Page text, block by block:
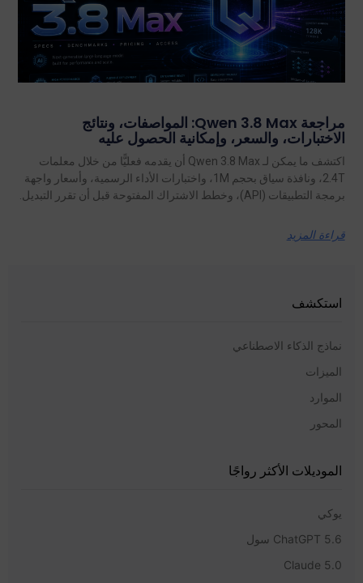
مراجعة Qwen 3.8 Max: المواصفات، ونتائج
الاختبارات، والسعر، وإمكانية الحصول عليه
اكتشف ما يمكن لـ Qwen 3.8 Max أن يقدمه فعليًّا من خلال معلمات
2.4T، ونافذة سياق بحجم 1M، واختبارات الأداء الرسمية، وأسعار واجهة
برمجة التطبيقات (API)، وخطط الاشتراك المفتوحة قبل أن تقرر التبديل.
قراءة المزيد
استكشف
نماذج الذكاء الاصطناعي
الميزات
الموارد
المحور
الموديلات الأكثر رواجًا
يوكي
ChatGPT 5.6 سول
Claude 5.0